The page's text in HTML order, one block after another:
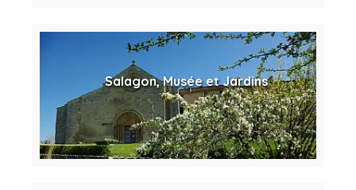
Salagon, Musée et Jardins